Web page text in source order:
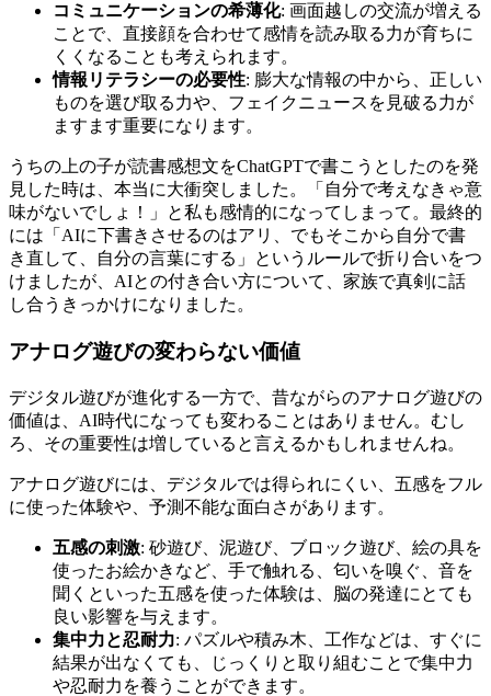
コミュニケーションの希薄化: 画面越しの交流が増える
ことで、直接顔を合わせて感情を読み取る力が育ちに
くくなることも考えられます。
情報リテラシーの必要性: 膨大な情報の中から、正しい
ものを選び取る力や、フェイクニュースを見破る力が
ますます重要になります。
うちの上の子が読書感想文をChatGPTで書こうとしたのを発
見した時は、本当に大衝突しました。「自分で考えなきゃ意
味がないでしょ！」と私も感情的になってしまって。最終的
には「AIに下書きさせるのはアリ、でもそこから自分で書
き直して、自分の言葉にする」というルールで折り合いをつ
けましたが、AIとの付き合い方について、家族で真剣に話
し合うきっかけになりました。
アナログ遊びの変わらない価値
デジタル遊びが進化する一方で、昔ながらのアナログ遊びの
価値は、AI時代になっても変わることはありません。むし
ろ、その重要性は増していると言えるかもしれませんね。
アナログ遊びには、デジタルでは得られにくい、五感をフル
に使った体験や、予測不能な面白さがあります。
五感の刺激: 砂遊び、泥遊び、ブロック遊び、絵の具を
使ったお絵かきなど、手で触れる、匂いを嗅ぐ、音を
聞くといった五感を使った体験は、脳の発達にとても
良い影響を与えます。
集中力と忍耐力: パズルや積み木、工作などは、すぐに
結果が出なくても、じっくりと取り組むことで集中力
や忍耐力を養うことができます。